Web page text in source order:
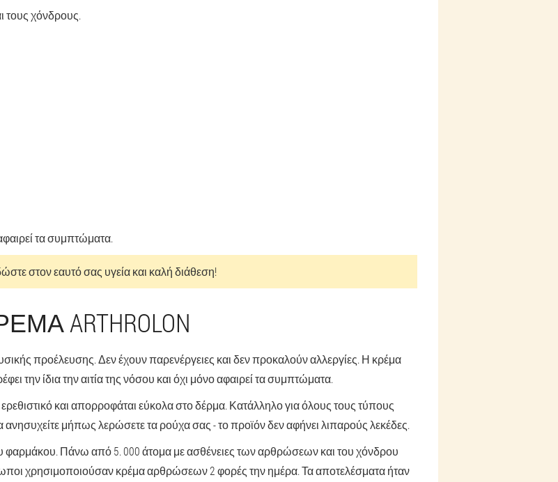
τους χόνδρους.
τα συμπτώματα.
στον εαυτό σας υγεία και καλή διάθεση!
ARTHROLON
προέλευσης. Δεν έχουν παρενέργειες και δεν προκαλούν αλλεργίες. Η κρέμα
την ίδια την αιτία της νόσου και όχι μόνο αφαιρεί τα συμπτώματα.
και απορροφάται εύκολα στο δέρμα. Κατάλληλο για όλους τους τύπους
ανησυχείτε μήπως λερώσετε τα ρούχα σας - το προϊόν δεν αφήνει λιπαρούς λεκέδες.
φαρμάκου. Πάνω από 5. 000 άτομα με ασθένειες των αρθρώσεων και του χόνδρου
χρησιμοποιούσαν κρέμα αρθρώσεων 2 φορές την ημέρα. Τα αποτελέσματα ήταν